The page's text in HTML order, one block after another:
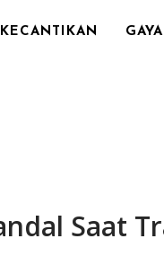
KECANTIKAN
Saat